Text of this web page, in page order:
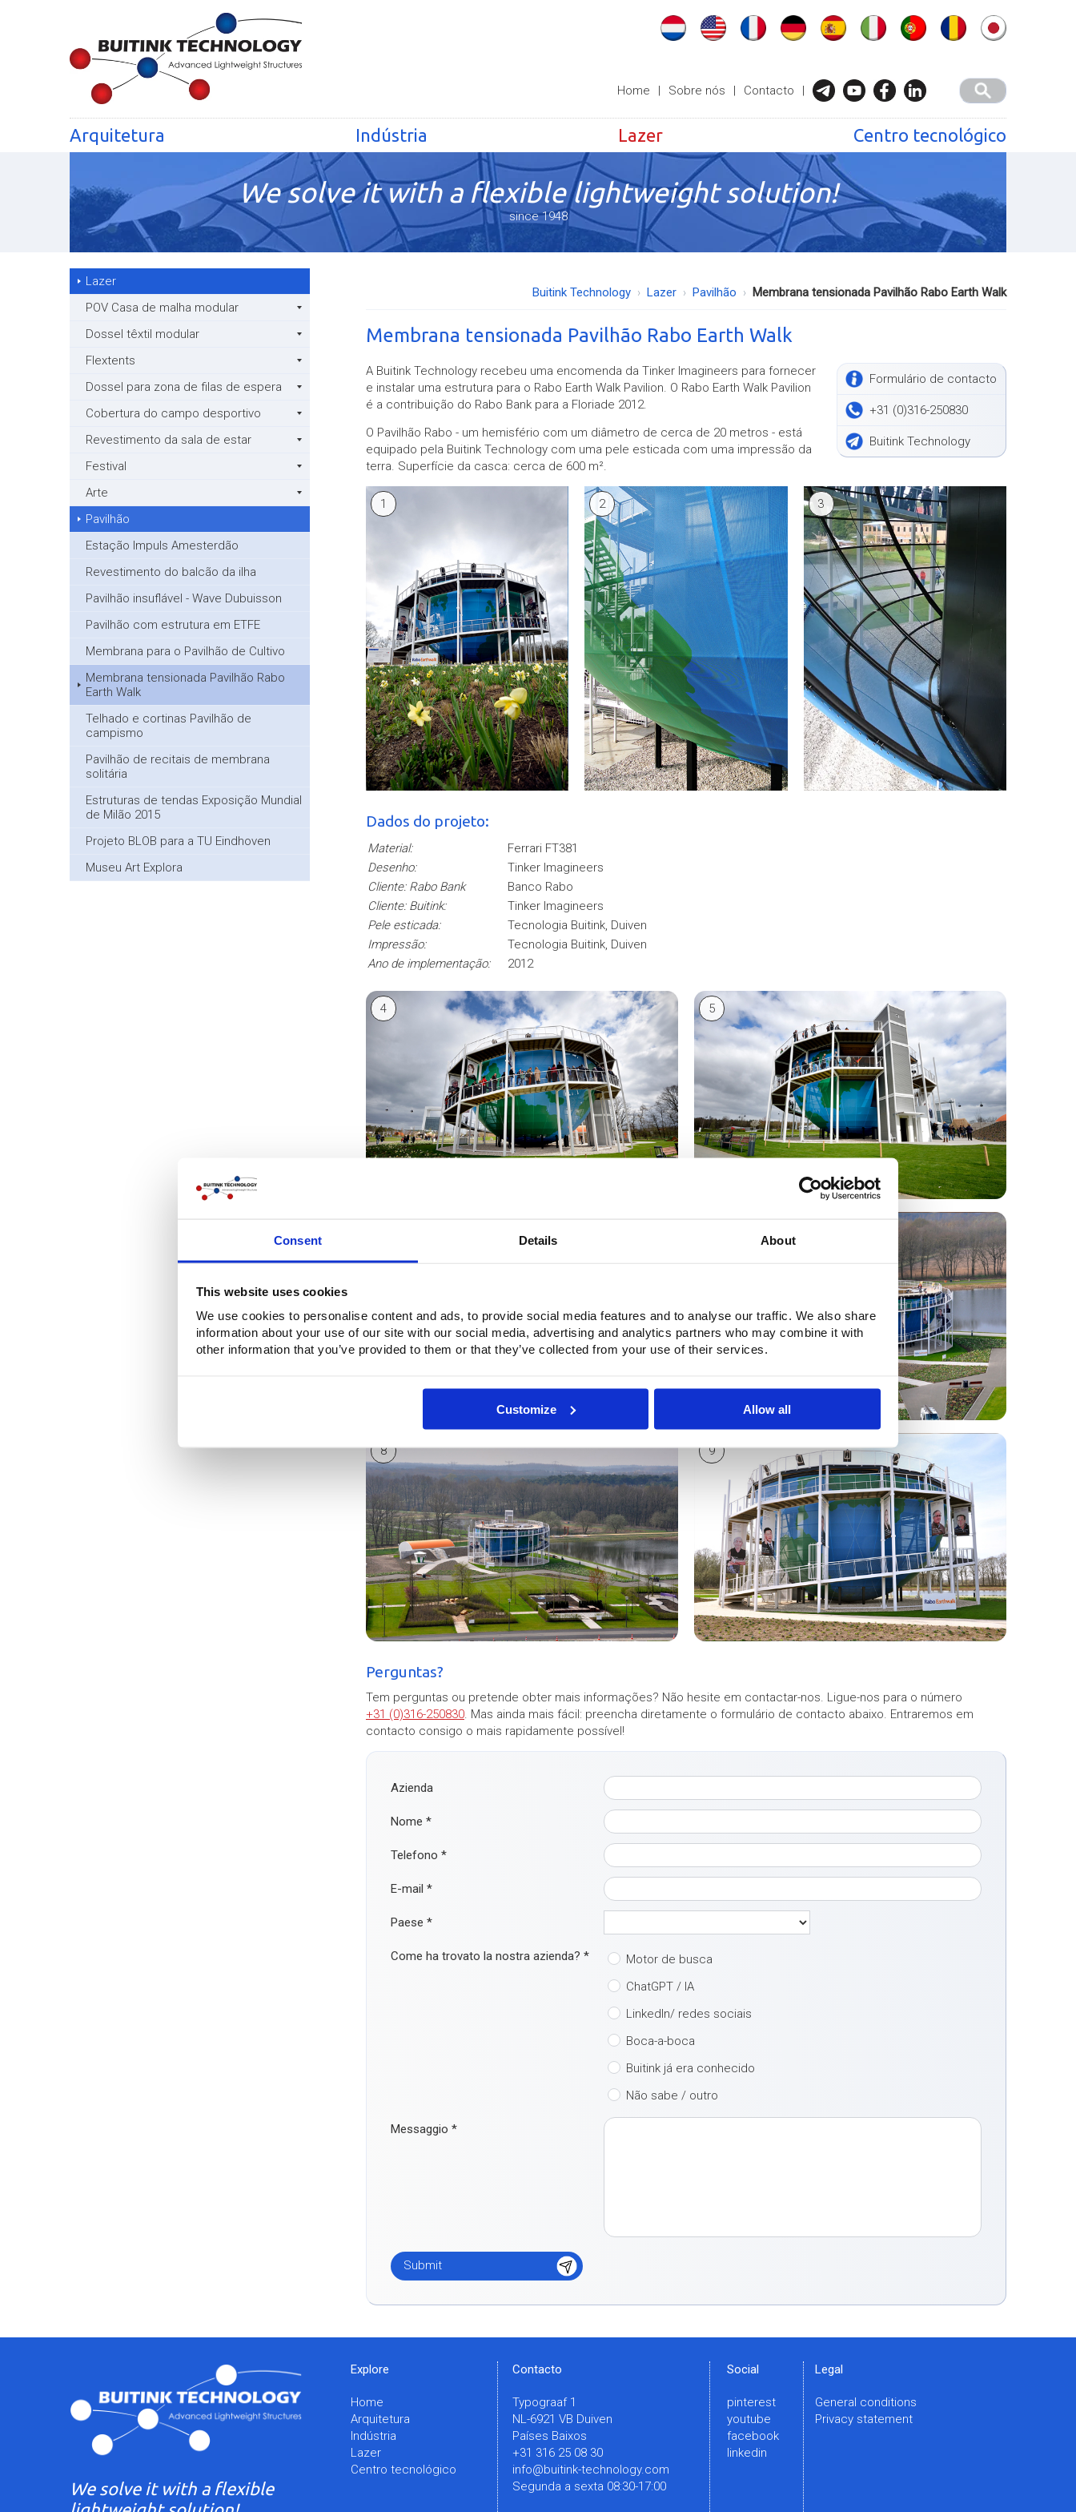
Consent Details About
This website uses cookies
We use cookies to personalise content and ads, to provide social media features and to analyse our traffic. We also share
information about your use of our site with our social media, advertising and analytics partners who may combine it with
other information that you’ve provided to them or that they’ve collected from your use of their services.
Customize Allow all
Home | Sobre nós | Contacto |
Arquitetura Indústria Lazer Centro tecnológico
We solve it with a flexible lightweight solution!
since 1948
Lazer
POV Casa de malha modular
Dossel têxtil modular
Flextents
Dossel para zona de filas de espera
Cobertura do campo desportivo
Revestimento da sala de estar
Festival
Arte
Pavilhão
Estação Impuls Amesterdão
Revestimento do balcão da ilha
Pavilhão insuflável - Wave Dubuisson
Pavilhão com estrutura em ETFE
Membrana para o Pavilhão de Cultivo
Membrana tensionada Pavilhão Rabo
Earth Walk
Telhado e cortinas Pavilhão de
campismo
Pavilhão de recitais de membrana
solitária
Estruturas de tendas Exposição Mundial
de Milão 2015
Projeto BLOB para a TU Eindhoven
Museu Art Explora
Buitink Technology Lazer Pavilhão Membrana tensionada Pavilhão Rabo Earth Walk
Membrana tensionada Pavilhão Rabo Earth Walk
Formulário de contacto
+31 (0)316-250830
Buitink Technology
A Buitink Technology recebeu uma encomenda da Tinker Imagineers para fornecer
e instalar uma estrutura para o Rabo Earth Walk Pavilion. O Rabo Earth Walk Pavilion
é a contribuição do Rabo Bank para a Floriade 2012.
O Pavilhão Rabo - um hemisfério com um diâmetro de cerca de 20 metros - está
equipado pela Buitink Technology com uma pele esticada com uma impressão da
terra. Superfície da casca: cerca de 600 m².
1 2 3
Dados do projeto:
Material:
Ferrari FT381
Desenho:
Tinker Imagineers
Cliente: Rabo Bank
Banco Rabo
Cliente: Buitink:
Tinker Imagineers
Pele esticada:
Tecnologia Buitink, Duiven
Impressão:
Tecnologia Buitink, Duiven
Ano de implementação:
2012
4 5
8 9
Perguntas?
Tem perguntas ou pretende obter mais informações? Não hesite em contactar-nos. Ligue-nos para o número
+31 (0)316-250830. Mas ainda mais fácil: preencha diretamente o formulário de contacto abaixo. Entraremos em
contacto consigo o mais rapidamente possível!
Azienda
Nome *
Telefono *
E-mail *
Paese *
Come ha trovato la nostra azienda? *
Motor de busca
ChatGPT / IA
LinkedIn/ redes sociais
Boca-a-boca
Buitink já era conhecido
Não sabe / outro
Messaggio *
We solve it with a flexible
Explore
Home
Arquitetura
Indústria
Lazer
Centro tecnológico
Contacto
Typograaf 1
NL-6921 VB Duiven
Países Baixos
+31 316 25 08 30
info@buitink-technology.com
Segunda a sexta 08:30-17:00
Social
pinterest
youtube
facebook
linkedin
Legal
General conditions
Privacy statement